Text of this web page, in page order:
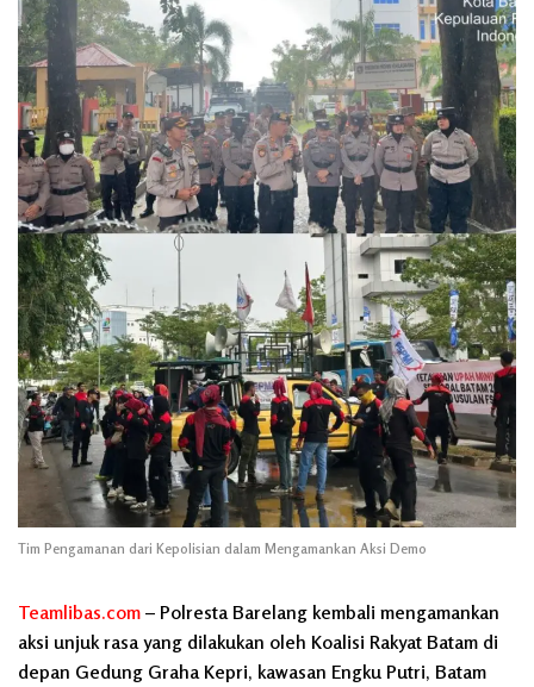
Tim Pengamanan dari Kepolisian dalam Mengamankan Aksi Demo
Teamlibas.com – Polresta Barelang kembali mengamankan
aksi unjuk rasa yang dilakukan oleh Koalisi Rakyat Batam di
depan Gedung Graha Kepri, kawasan Engku Putri, Batam